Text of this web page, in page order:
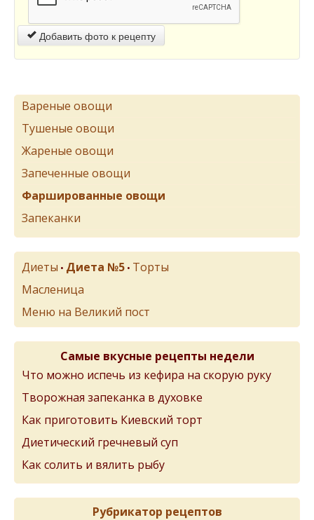
Добавить фото к рецепту
Вареные овощи
Тушеные овощи
Жареные овощи
Запеченные овощи
Фаршированные овощи
Запеканки
Диеты • Диета №5 • Торты
Масленица
Меню на Великий пост
Самые вкусные рецепты недели
Что можно испечь из кефира на скорую руку
Творожная запеканка в духовке
Как приготовить Киевский торт
Диетический гречневый суп
Как солить и вялить рыбу
Рубрикатор рецептов